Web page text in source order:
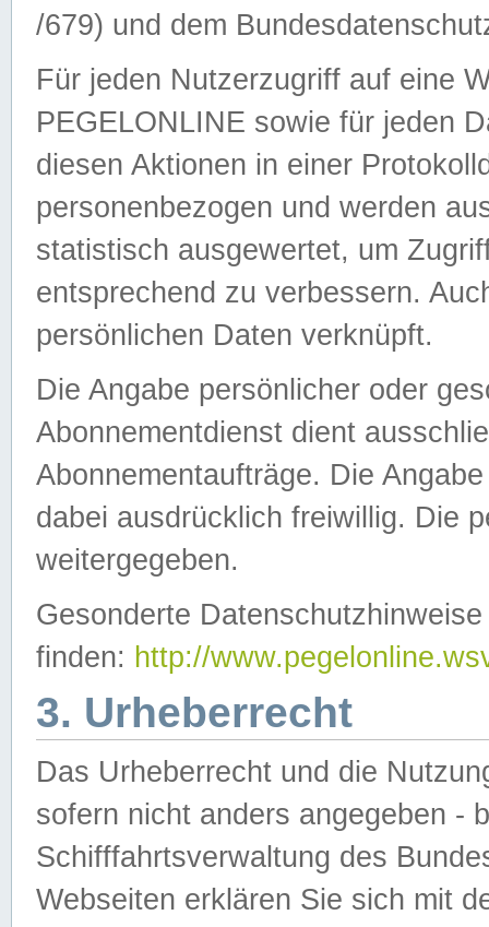
/679) und dem
Für jeden Nutzerzugriff auf eine
PEGELONLINE sowie für jeden
diesen Aktionen in einer
personenbezogen und werden
statistisch ausgewertet, um
entsprechend zu verbessern.
persönlichen Daten verknüpft.
Die Angabe persönlicher oder
Abonnementdienst dient
Abonnementaufträge. Die
dabei ausdrücklich freiwillig. Die
weitergegeben.
Gesonderte
finden: http://
3. Urheberrecht
Das Urheberrecht und die
sofern nicht anders angegeben -
Schifffahrtsverwaltung des
Webseiten erklären Sie sich mit